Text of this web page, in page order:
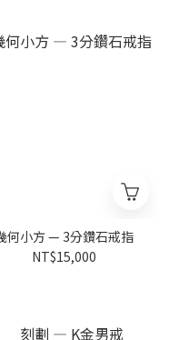
何小方 — 3分鑽石戒指
NT$15,000